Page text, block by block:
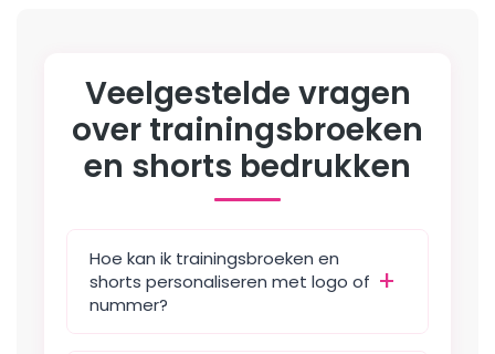
gekozenVeelgestelde vragen
over trainingsbroeken
en shorts bedrukken
Hoe kan ik trainingsbroeken en
shorts personaliseren met logo of
nummer?